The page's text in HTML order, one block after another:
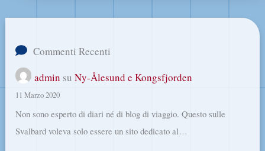
Commenti Recenti
admin suNy-Ålesund e Kongsfjorden
11 Marzo 2020
Non sono esperto di diari né di blog di viaggio. Questo sulle
Svalbard voleva solo essere un sito dedicato al…